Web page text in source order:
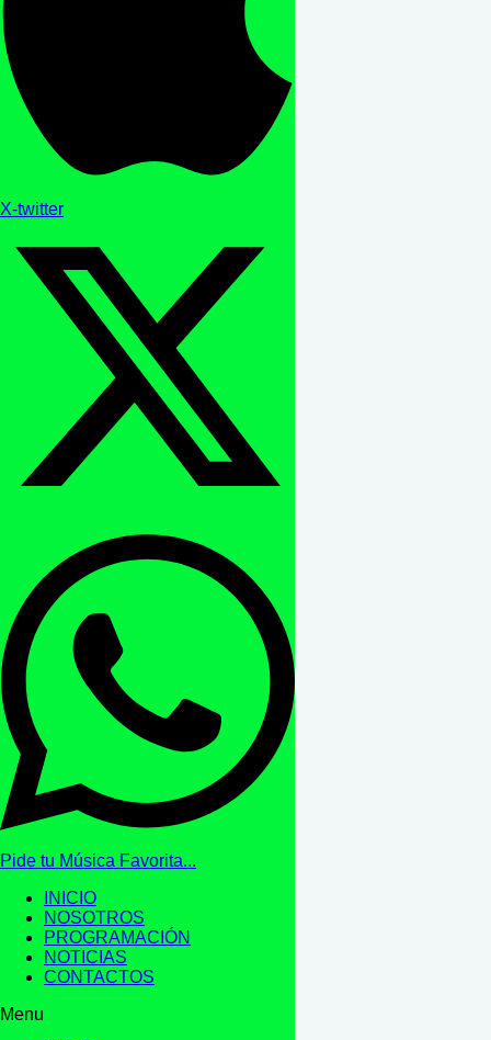
X-twitter
Pide tu Música Favorita...
INICIO
NOSOTROS
PROGRAMACIÓN
NOTICIAS
CONTACTOS
Menu